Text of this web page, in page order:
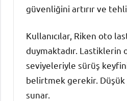
güvenliğini artırır ve
Kullanıcılar, Riken oto
duymaktadır. Lastiklerin
seviyeleriyle sürüş
belirtmek gerekir. Düşük
sunar.